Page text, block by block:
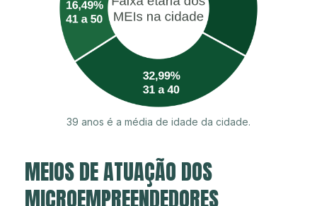
39 anos é a média de idade da cidade.
MEIOS DE ATUAÇÃO DOS
MICROEMPREENDEDORES